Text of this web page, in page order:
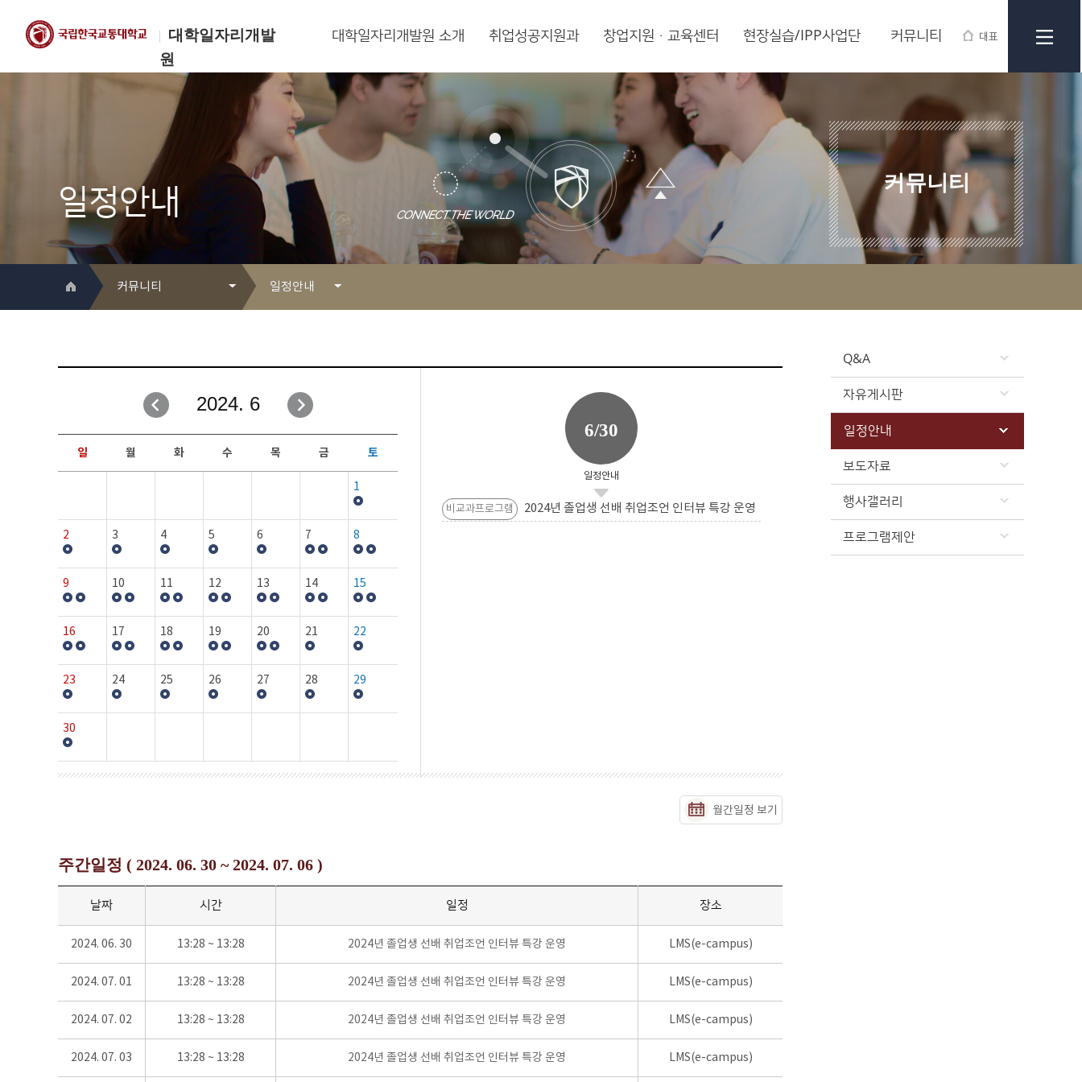
대학일자리개발
원
대표
한국교통대학교
대학일자리개발원
대학일자리개발원 소개 취업성공지원과 창업지원·교육센터 현장실습/IPP사업단 커뮤니티
일정안내
커뮤니티
커뮤니티
취업성공지원과
창업지원·교육센터
현장실습/IPP사업단
커뮤니티
일정안내
자유게시판
일정안내
보도자료
행사갤러리
Q&A
자유게시판
일정안내
보도자료
행사갤러리
프로그램제안
2024. 6
일 월 화 수 목 금 토
1
2 3 4 5 6 7 8
9 10 11 12 13 14 15
16 17 18 19 20 21 22
23 24 25 26 27 28 29
30
6/30
일정안내
비교과프로그램 2024년 졸업생 선배 취업조언 인터뷰 특강 운영
월간일정 보기
주간일정 ( 2024. 06. 30 ~ 2024. 07. 06 )
날짜 시간 일정 장소
2024. 06. 30 13:28 ~ 13:28 2024년 졸업생 선배 취업조언 인터뷰 특강 운영 LMS(e-campus)
2024. 07. 01 13:28 ~ 13:28 2024년 졸업생 선배 취업조언 인터뷰 특강 운영 LMS(e-campus)
2024. 07. 02 13:28 ~ 13:28 2024년 졸업생 선배 취업조언 인터뷰 특강 운영 LMS(e-campus)
2024. 07. 03 13:28 ~ 13:28 2024년 졸업생 선배 취업조언 인터뷰 특강 운영 LMS(e-campus)